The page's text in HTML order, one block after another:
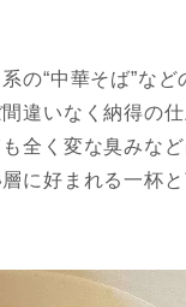
の“中華そば”な
違いなく納得の
全く変な臭みな
に好まれる一杯